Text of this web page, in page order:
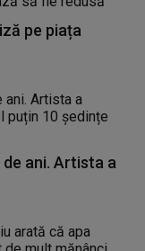
pe piața
ani. Artista a